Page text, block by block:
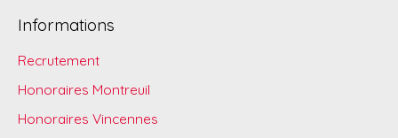
Informations
Recrutement
Honoraires Montreuil
Honoraires Vincennes